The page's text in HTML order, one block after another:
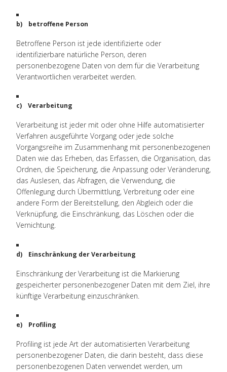
b) betroffene Person
Betroffene Person ist jede identifizierte oder
identifizierbare natürliche Person, deren
personenbezogene Daten von dem für die Verarbeitung
Verantwortlichen verarbeitet werden.
c) Verarbeitung
Verarbeitung ist jeder mit oder ohne Hilfe automatisierter
Verfahren ausgeführte Vorgang oder jede solche
Vorgangsreihe im Zusammenhang mit personenbezogenen
Daten wie das Erheben, das Erfassen, die Organisation, das
Ordnen, die Speicherung, die Anpassung oder Veränderung,
das Auslesen, das Abfragen, die Verwendung, die
Offenlegung durch Übermittlung, Verbreitung oder eine
andere Form der Bereitstellung, den Abgleich oder die
Verknüpfung, die Einschränkung, das Löschen oder die
Vernichtung.
d) Einschränkung der Verarbeitung
Einschränkung der Verarbeitung ist die Markierung
gespeicherter personenbezogener Daten mit dem Ziel, ihre
künftige Verarbeitung einzuschränken.
e) Profiling
Profiling ist jede Art der automatisierten Verarbeitung
personenbezogener Daten, die darin besteht, dass diese
personenbezogenen Daten verwendet werden, um